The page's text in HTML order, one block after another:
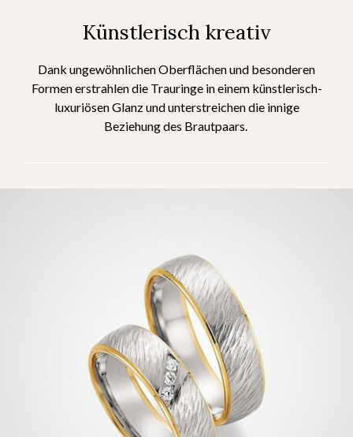
Künstlerisch kreativ
Dank ungewöhnlichen Oberflächen und besonderen
Formen erstrahlen die Trauringe in einem künstlerisch-
luxuriösen Glanz und unterstreichen die innige
Beziehung des Brautpaars.